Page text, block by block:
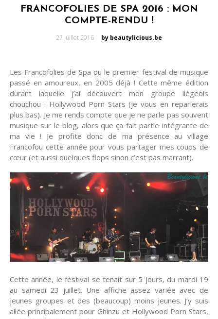
FRANCOFOLIES DE SPA 2016 : MON
COMPTE-RENDU !
Posted
27 juillet 2016 by beautylicious.be
Les Francofolies de Spa ou le premier festival de musique
passé en amoureux, en 2005 déjà ! Cette même édition
durant laquelle j’ai découvert mon groupe liégeois
chouchou : Hollywood Porn Stars (je vous en reparlerais
plus bas). Je me rends compte que je ne parle pas souvent
musique sur le blog, alors que ça fait partie intégrante de
ma vie ! Je profite donc de ma présence au village
Francofou cette année pour vous partager mes coups de
cœur (et aussi quelques flops sinon c’est pas marrant).
Cette année, le festival se tenait sur 5 jours, du mardi 19
au samedi 23 juillet. Une affiche assez variée avec de
jeunes groupes et des (beaucoup) moins jeunes. J’y suis
allée principalement pour Ghinzu et Hollywood Porn Stars,